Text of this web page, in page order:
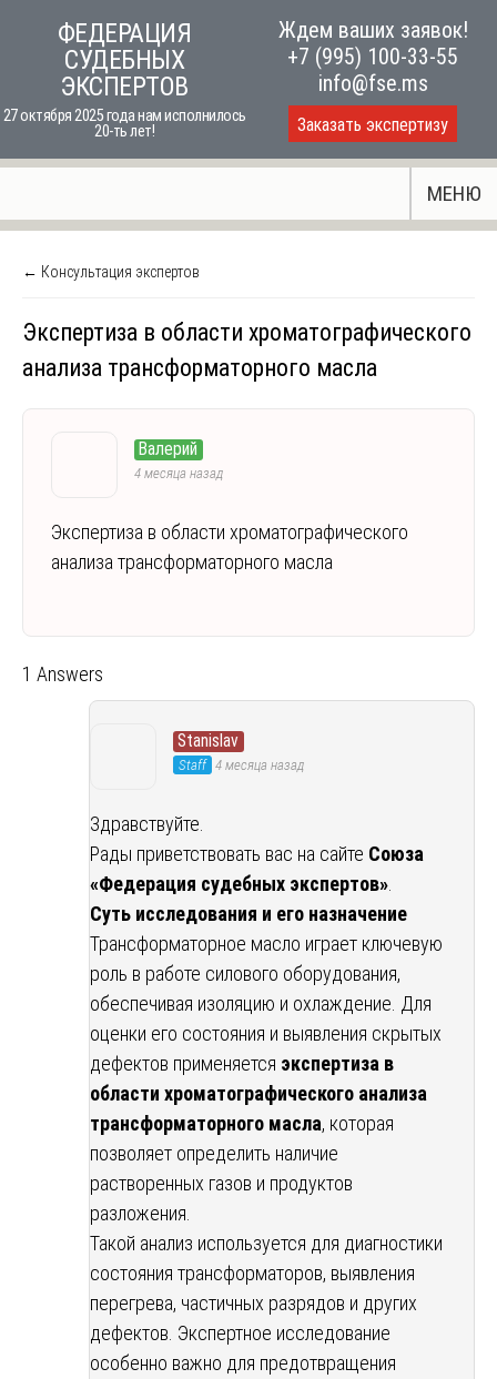
ФЕДЕРАЦИЯ
СУДЕБНЫХ
ЭКСПЕРТОВ
27 октября 2025 года нам исполнилось
20-ть лет!
Ждем ваших заявок!
+7 (995) 100-33-55
info@fse.ms
Заказать экспертизу
МЕНЮ
← Консультация экспертов
Экспертиза в области хроматографического
анализа трансформаторного масла
Валерий
4 месяца назад
Экспертиза в области хроматографического
анализа трансформаторного масла
1 Answers
Stanislav
Staff 4 месяца назад
Здравствуйте.
Рады приветствовать вас на сайте Союза
«Федерация судебных экспертов»
Суть исследования и его назначение
Трансформаторное масло играет ключевую
роль в работе силового оборудования,
обеспечивая изоляцию и охлаждение. Для
оценки его состояния и выявления скрытых
дефектов применяется экспертиза в
области хроматографического анализа
трансформаторного масла, которая
позволяет определить наличие
растворенных газов и продуктов
разложения.
Такой анализ используется для диагностики
состояния трансформаторов, выявления
перегрева, частичных разрядов и других
дефектов. Экспертное исследование
особенно важно для предотвращения